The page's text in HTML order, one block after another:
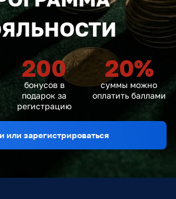
200
бонусов в
подарок за
регистрацию
20%
суммы можно
оплатить баллами
или зарегистрироваться